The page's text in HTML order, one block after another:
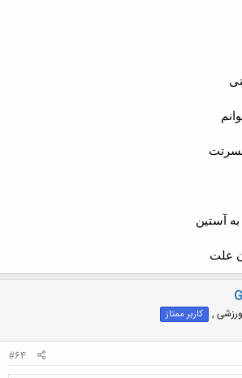
آستین
علت
ورزشی , کاربر ممتاز
#64